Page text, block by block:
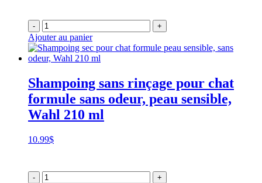
- +
Ajouter au panier
Shampoing sans rinçage pour chat
formule sans odeur, peau sensible,
Wahl 210 ml
10.99$
- +